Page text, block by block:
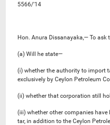
5566/'14
Hon. Anura Dissanayaka,— To ask
(a) Will he state—
(i) whether the authority to import
exclusively by Ceylon Petroleum
(ii) whether that corporation still
(iii) whether other companies
tar, in addition to the Ceylon